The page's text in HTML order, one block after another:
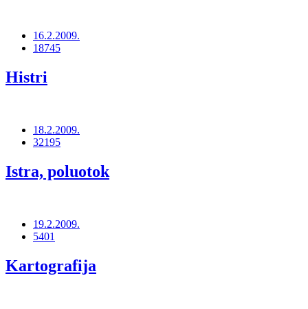
16.2.2009.
18745
Histri
18.2.2009.
32195
Istra, poluotok
19.2.2009.
5401
Kartografija